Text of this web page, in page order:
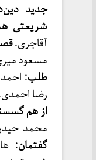
جدید
شریعتی
آقاجری.
مسعود
طلب:
رضا
از هم
محمد
گفتمان: